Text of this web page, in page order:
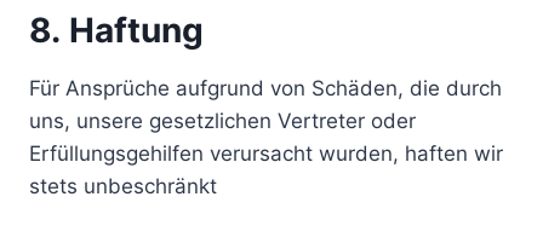
8. Haftung​​​​​​​
Für Ansprüche aufgrund von Schäden, die durch
uns, unsere gesetzlichen Vertreter oder
Erfüllungsgehilfen verursacht wurden, haften wir
stets unbeschränkt